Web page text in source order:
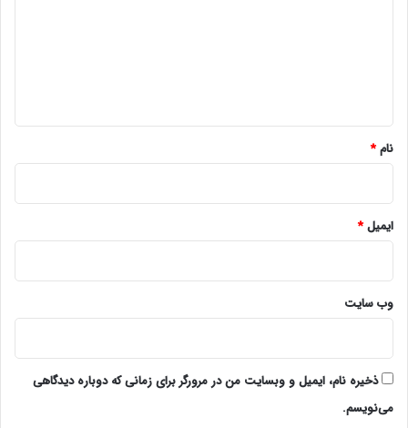
نام*
ایمیل*
وب‌ سایت
ذخیره نام، ایمیل و وبسایت من در مرورگر برای زمانی که دوباره دیدگاهی
می‌نویسم.